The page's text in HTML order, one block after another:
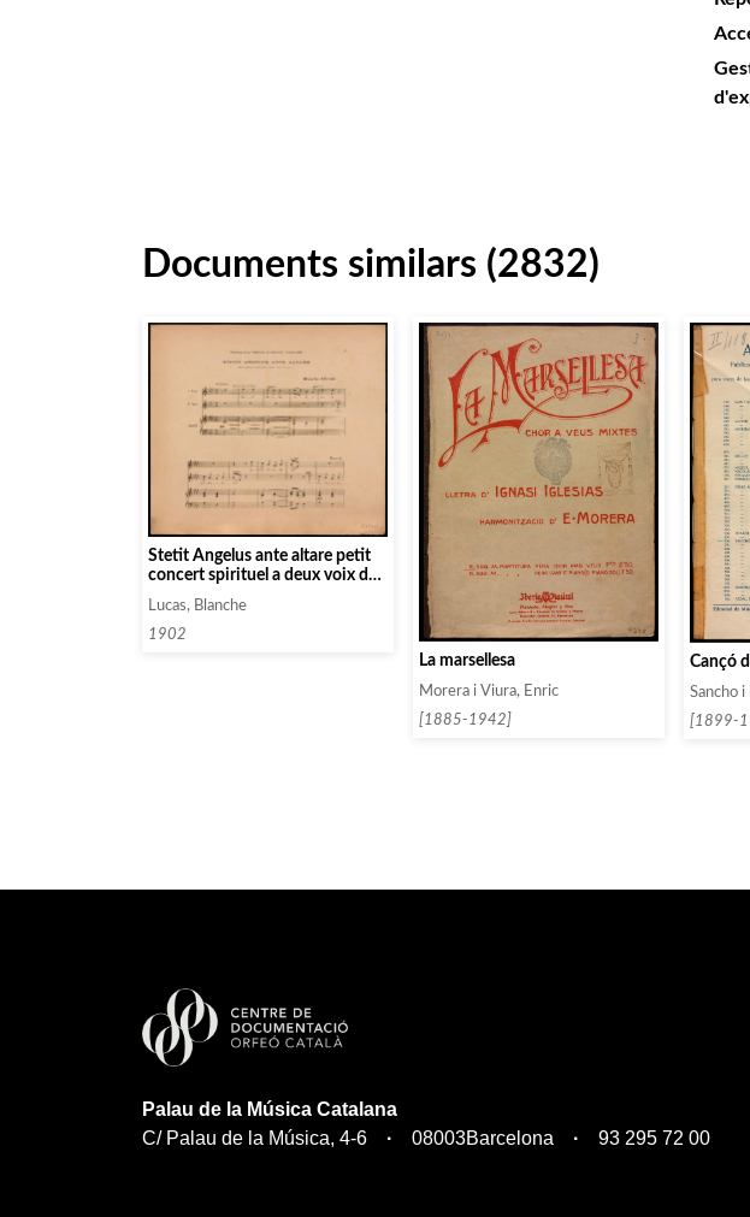
Documents similars (2832)
Stetit Angelus ante altare petit
concert spirituel a deux voix de
Lucas, Blanche
1902
La marsellesa
Morera i Viura, Enric
[1885-1942]
Cançó
Sancho i
[1899-
Palau de la Música Catalana
C/ Palau de la Música, 4-6
08003Barcelona 93 295 72 00